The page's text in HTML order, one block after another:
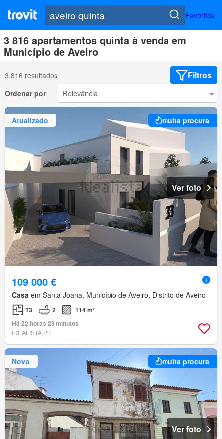
Favoritos
3 816 apartamentos quinta à venda em
Município de Aveiro
3.816 resultados Filtros
Ordenar por
Atualizado muita procura
Ver foto
109 000 €
Casa em Santa Joana, Município de Aveiro, Distrito de Aveiro
T3 2
114 m²
Há 22 horas 23 minutos
IDEALISTA.PT
Novo muita procura
Ver foto